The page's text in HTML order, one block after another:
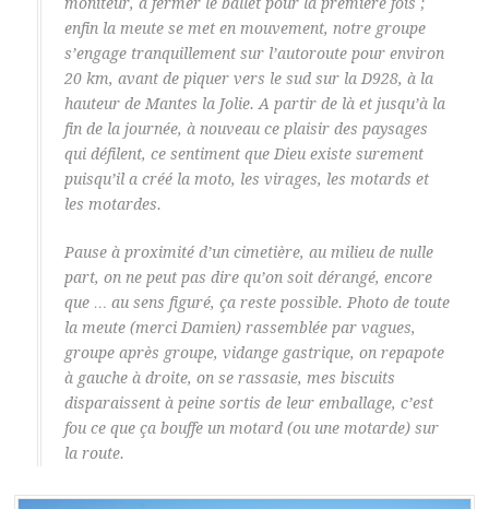
enfin la meute se met en mouvement, notre groupe
s’engage tranquillement sur l’autoroute pour environ
20 km, avant de piquer vers le sud sur la D928, à la
hauteur de Mantes la Jolie. A partir de là et jusqu’à la
fin de la journée, à nouveau ce plaisir des paysages
qui défilent, ce sentiment que Dieu existe surement
puisqu’il a créé la moto, les virages, les motards et
les motardes.
Pause à proximité d’un cimetière, au milieu de nulle
part, on ne peut pas dire qu’on soit dérangé, encore
que … au sens figuré, ça reste possible. Photo de toute
la meute (merci Damien) rassemblée par vagues,
groupe après groupe, vidange gastrique, on repapote
à gauche à droite, on se rassasie, mes biscuits
disparaissent à peine sortis de leur emballage, c’est
fou ce que ça bouffe un motard (ou une motarde) sur
la route.